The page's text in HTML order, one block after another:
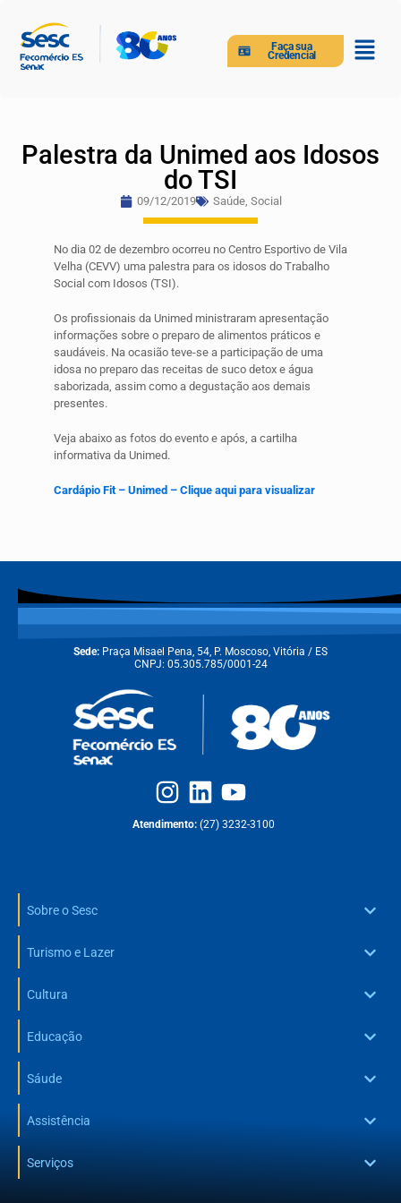
Faça sua
Credencial
Palestra da Unimed aos Idosos
do TSI
09/12/2019 Saúde, Social
No dia 02 de dezembro ocorreu no Centro Esportivo de Vila
Velha (CEVV) uma palestra para os idosos do Trabalho
Social com Idosos (TSI).
Os profissionais da Unimed ministraram apresentação
informações sobre o preparo de alimentos práticos e
saudáveis. Na ocasião teve-se a participação de uma
idosa no preparo das receitas de suco detox e água
saborizada, assim como a degustação aos demais
presentes.
Veja abaixo as fotos do evento e após, a cartilha
informativa da Unimed.
Cardápio Fit – Unimed – Clique aqui para visualizar
Sede: Praça Misael Pena, 54, P. Moscoso, Vitória / ES
CNPJ: 05.305.785/0001-24
Atendimento: (27) 3232-3100
Sobre o Sesc
Turismo e Lazer
Cultura
Educação
Sáude
Assistência
Serviços